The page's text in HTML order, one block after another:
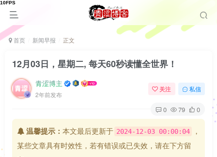
首页 新闻早报 正文
12月03日，星期二, 每天60秒读懂全世界！
青涩博主
2年前发布
关注 私信
0 79 0
温馨提示： 本文最后更新于 2024-12-03 00:00:04
，
某些文章具有时效性，若有错误或已失效，请在下方留